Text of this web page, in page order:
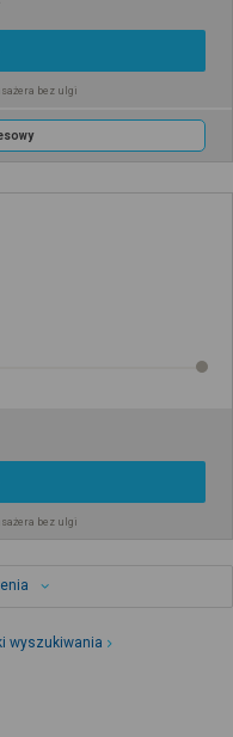
bez ulgi
bez ulgi
wyszukiwania